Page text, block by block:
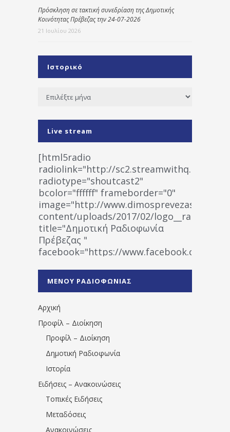
Πρόσκληση σε τακτική συνεδρίαση της Δημοτικής
Κοινότητας Πρέβεζας την 24-07-2026
21 Ιουλίου 2026
Ιστορικό
Ιστορικό
Live stream
[html5radio
radiolink="http://
radiotype="shoutcast2"
bcolor="ffffff" frameborder="0"
image="http://www.dimosprevezas.gr/wp-
content/uploads/2017/02/
title="Δημοτική Ραδιοφωνία
Πρέβεζας "
facebook="https://www.facebook.com/
1531194763766854/" artist="" ]
ΜΕΝΟΥ ΡΑΔΙΟΦΩΝΙΑΣ
Αρχική
Προφίλ – Διοίκηση
Προφίλ – Διοίκηση
Δημοτική Ραδιοφωνία
Ιστορία
Ειδήσεις – Ανακοινώσεις
Τοπικές Ειδήσεις
Μεταδόσεις
Ανακοινώσεις